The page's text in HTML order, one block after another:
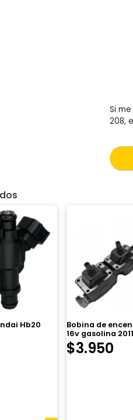
Si
208,
Hb20
Bobina de
16v gasolina 2011
$3.950